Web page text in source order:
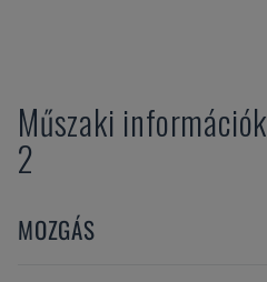
Műszaki információk
2
MOZGÁS